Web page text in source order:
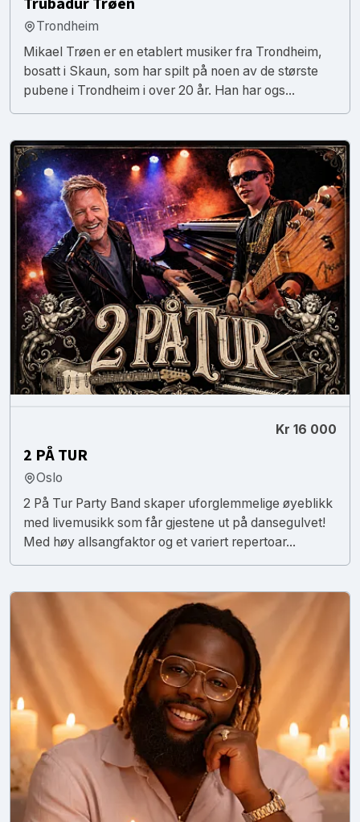
Trondheim
Mikael Trøen er en etablert musiker fra Trondheim,
bosatt i Skaun, som har spilt på noen av de største
pubene i Trondheim i over 20 år. Han har ogs...
Kr 16 000
2 PÅ TUR
Oslo
2 På Tur Party Band skaper uforglemmelige øyeblikk
med livemusikk som får gjestene ut på dansegulvet!
Med høy allsangfaktor og et variert repertoar...